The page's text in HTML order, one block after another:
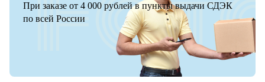
При заказе от 4 000 рублей в пункты выдачи СДЭК
по всей России